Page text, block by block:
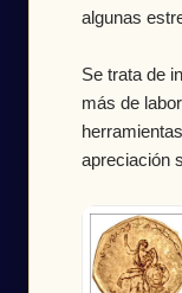
algunas
Se trata de
más de
apreciación